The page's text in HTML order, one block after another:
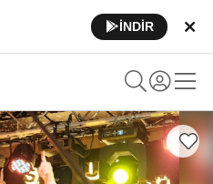
İNDİR